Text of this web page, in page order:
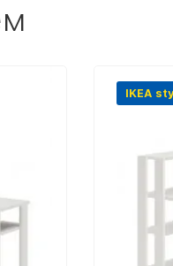
IKEA